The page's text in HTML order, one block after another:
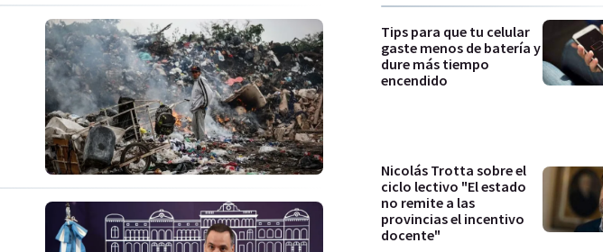
Tips para que tu celular
gaste menos de batería y
dure más tiempo
encendido
Nicolás Trotta sobre el
ciclo lectivo "El estado
no remite a las
provincias el incentivo
docente"